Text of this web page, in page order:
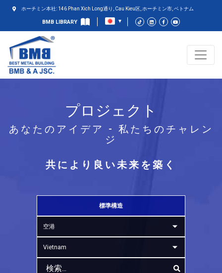
ホーチミン本社: 146 Phan Xich Long通り, Cau Kieu区, ホーチミン市, ベトナム
BMB LIBRARY
プロジェクト
あなたのアイデア - 私たちのチャレン
ジ
共により良い未来を築く
標準構造
空港
Vietnam